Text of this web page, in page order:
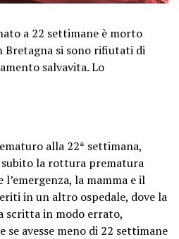
a 22 settimane è morto
Bretagna si sono rifiutati di
salvavita. Lo
alla 22ª settimana,
subito la rottura prematura
la mamma e il
in un altro ospedale, dove la
scritta in modo errato,
avesse meno di 22 settimane